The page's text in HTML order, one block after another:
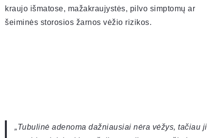
kraujo išmatose, mažakraujystės, pilvo simptomų ar
šeiminės storosios žarnos vėžio rizikos.
„Tubulinė adenoma dažniausiai nėra vėžys, tačiau ji